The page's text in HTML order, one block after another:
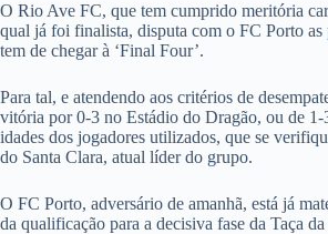
O Rio Ave FC, que tem cumprido meritória
qual já foi finalista, disputa com o FC Porto as
tem de chegar à ‘Final Four’.
Para tal, e atendendo aos critérios de
vitória por 0-3 no Estádio do Dragão, ou de 1-
idades dos jogadores utilizados, que se
do Santa Clara, atual líder do grupo.
O FC Porto, adversário de amanhã, está já
da qualificação para a decisiva fase da Taça